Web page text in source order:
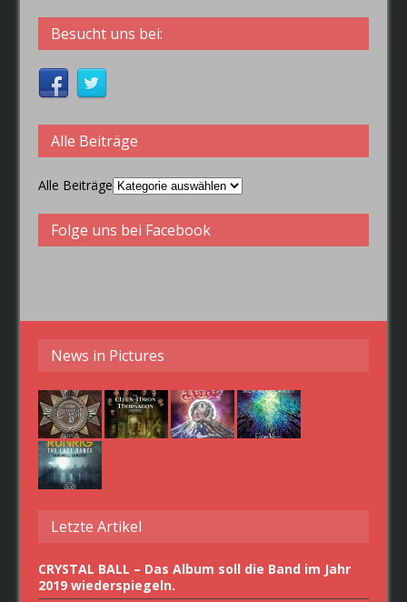
Besucht uns bei:
Alle Beiträge
Alle Beiträge
Folge uns bei Facebook
News in Pictures
Letzte Artikel
CRYSTAL BALL – Das Album soll die Band im Jahr
2019 wiederspiegeln.